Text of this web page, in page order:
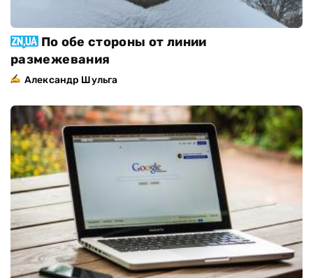
По обе стороны от линии
размежевания
Александр Шульга